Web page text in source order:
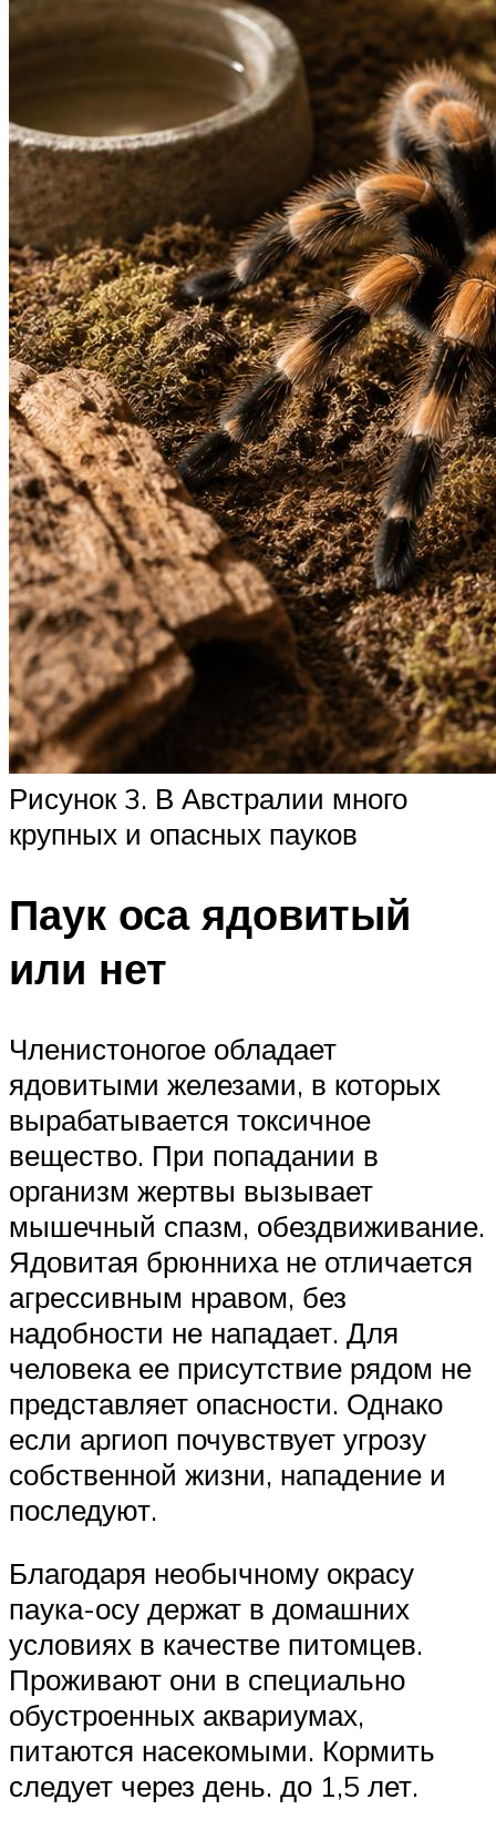
Рисунок 3. В Австралии много
крупных и опасных пауков
Паук оса ядовитый
или нет
Членистоногое обладает
ядовитыми железами, в которых
вырабатывается токсичное
вещество. При попадании в
организм жертвы вызывает
мышечный спазм, обездвиживание.
Ядовитая брюнниха не отличается
агрессивным нравом, без
надобности не нападает. Для
человека ее присутствие рядом не
представляет опасности. Однако
если аргиоп почувствует угрозу
собственной жизни, нападение и
последуют.
Благодаря необычному окрасу
паука-осу держат в домашних
условиях в качестве питомцев.
Проживают они в специально
обустроенных аквариумах,
питаются насекомыми. Кормить
следует через день. до 1,5 лет.